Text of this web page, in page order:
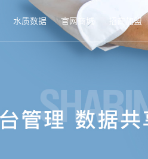
水质数据 官网商城 招商加盟